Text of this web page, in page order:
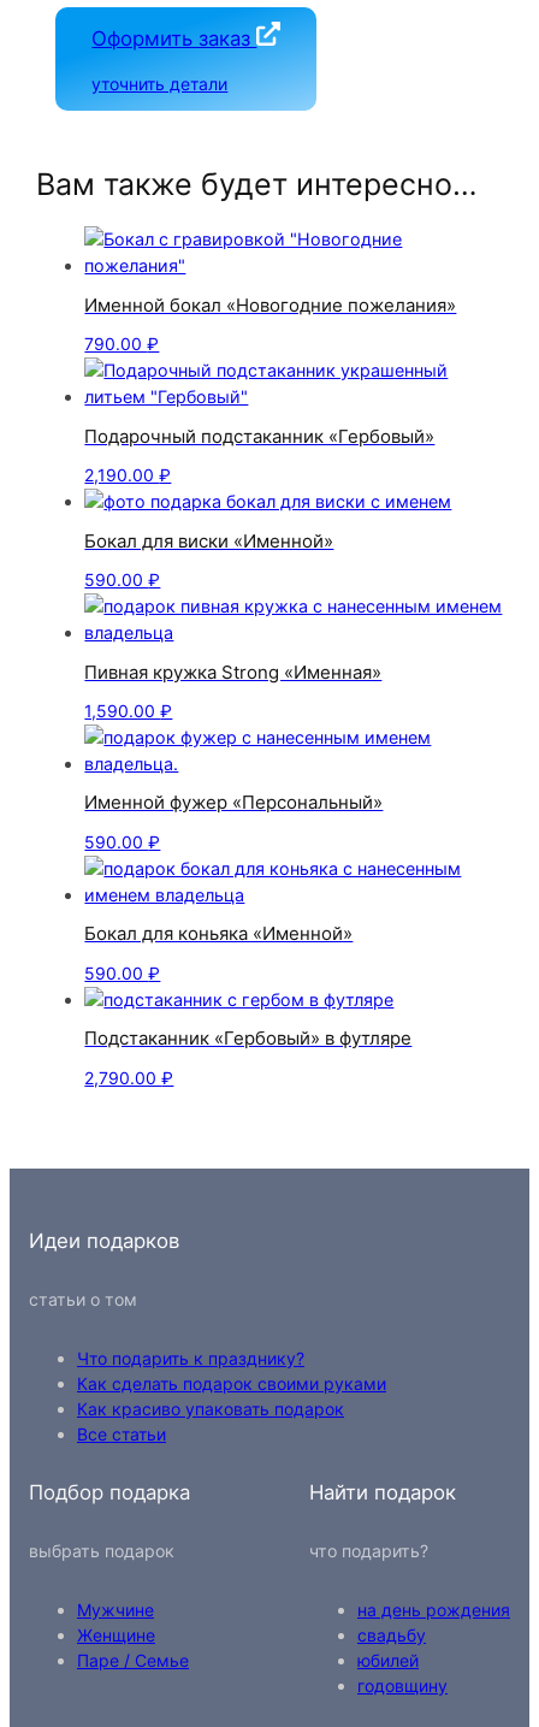
Оформить заказ
уточнить детали
Вам также будет интересно…
Именной бокал «Новогодние пожелания»
790.00₽
Подарочный подстаканник «Гербовый»
2,190.00₽
Бокал для виски «Именной»
590.00₽
Пивная кружка Strong «Именная»
1,590.00₽
Именной фужер «Персональный»
590.00₽
Бокал для коньяка «Именной»
590.00₽
Подстаканник «Гербовый» в футляре
2,790.00₽
Идеи подарков
статьи о том
Что подарить к празднику?
Как сделать подарок своими руками
Как красиво упаковать подарок
Все статьи
Подбор подарка
выбрать подарок
Мужчине
Женщине
Паре / Семье
Найти подарок
что подарить?
на день рождения
свадьбу
юбилей
годовщину